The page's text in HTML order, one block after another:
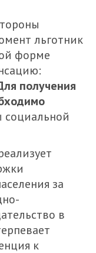
льготник
форме
получения
социальной
за
в
к